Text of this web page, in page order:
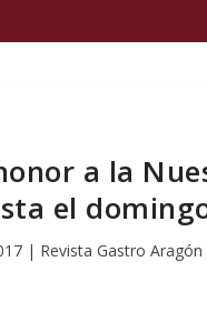
a la
el
| Revista Gastro Aragón